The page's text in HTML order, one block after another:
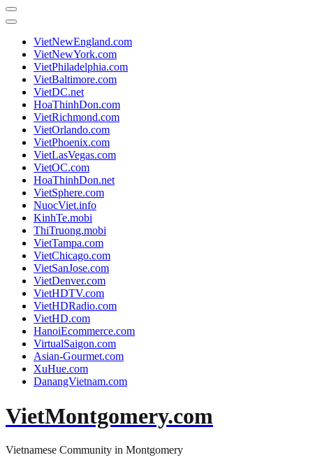
VietNewEngland.com
VietNewYork.com
VietPhiladelphia.com
VietBaltimore.com
VietDC.net
HoaThinhDon.com
VietRichmond.com
VietOrlando.com
VietPhoenix.com
VietLasVegas.com
VietOC.com
HoaThinhDon.net
VietSphere.com
NuocViet.info
KinhTe.mobi
ThiTruong.mobi
VietTampa.com
VietChicago.com
VietSanJose.com
VietDenver.com
VietHDTV.com
VietHDRadio.com
VietHD.com
HanoiEcommerce.com
VirtualSaigon.com
Asian-Gourmet.com
XuHue.com
DanangVietnam.com
VietMontgomery.com
Vietnamese Community in Montgomery